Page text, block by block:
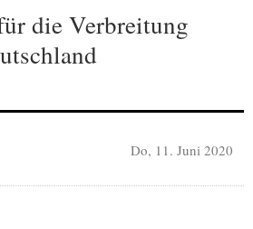
die Verbreitung
Do, 11. Juni 2020